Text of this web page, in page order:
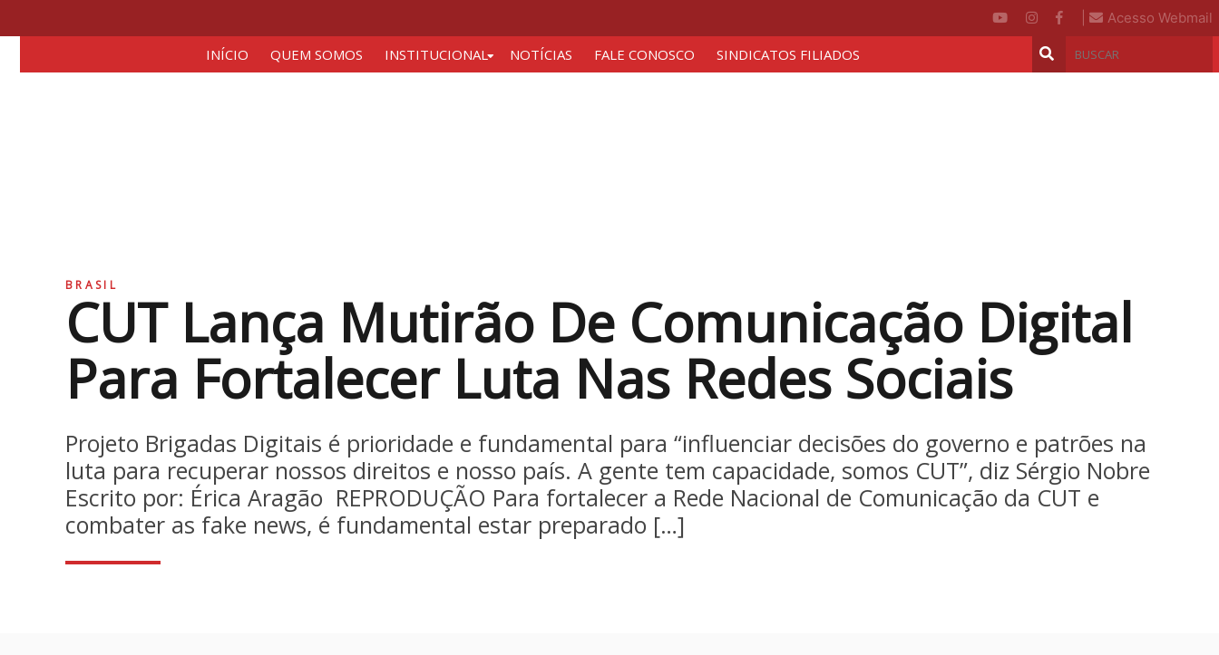
Acesso Webmail
INÍCIO QUEM SOMOS INSTITUCIONAL NOTÍCIAS FALE CONOSCO SINDICATOS FILIADOS
BRASIL
CUT Lança Mutirão De Comunicação Digital
Para Fortalecer Luta Nas Redes Sociais
Projeto Brigadas Digitais é prioridade e fundamental para “influenciar decisões do governo e patrões na
luta para recuperar nossos direitos e nosso país. A gente tem capacidade, somos CUT”, diz Sérgio Nobre
Escrito por: Érica Aragão REPRODUÇÃO Para fortalecer a Rede Nacional de Comunicação da CUT e
combater as fake news, é fundamental estar preparado […]